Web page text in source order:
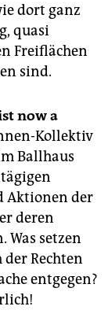
dort ganz
quasi
Freiflächen
sind.
now a
Kollektiv
Ballhaus
Aktionen der
deren
setzen
Rechten
entgegen?